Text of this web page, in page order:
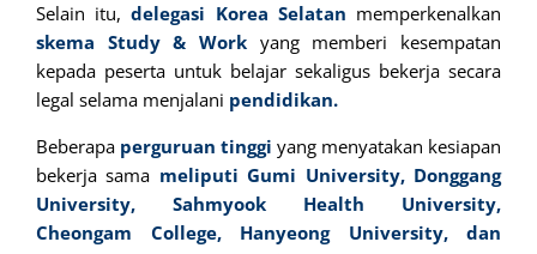
Selain itu,delegasi Korea Selatan memperkenalkan
skema Study & Work yang memberi kesempatan
kepada peserta untuk belajar sekaligus bekerja secara
legal selama menjalani pendidikan.
Beberapa perguruan tinggi yang menyatakan kesiapan
bekerja sama meliputi Gumi University, Donggang
University, Sahmyook Health University,
Cheongam College, Hanyeong University, dan